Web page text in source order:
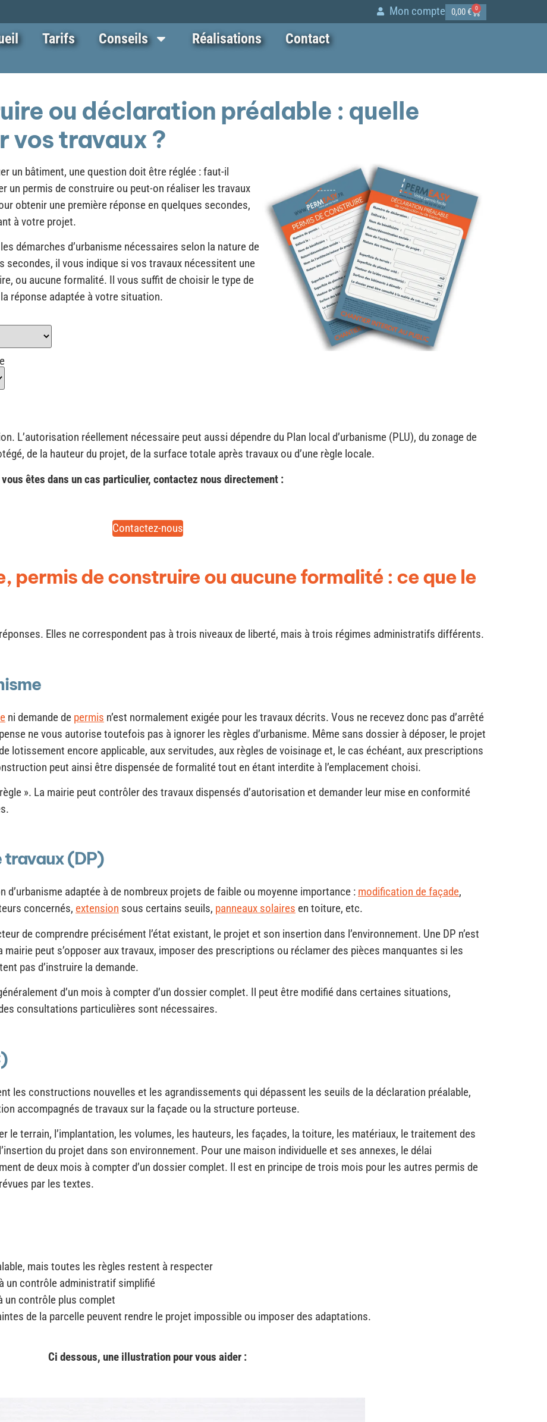
0,00€ 0
Mon compte
Tarifs Conseils Réalisations Contact
ou déclaration préalable : quelle
vos travaux ?
un bâtiment, une question doit être réglée : faut-il
un permis de construire ou peut-on réaliser les travaux
obtenir une première réponse en quelques secondes,
à votre projet.
démarches d’urbanisme nécessaires selon la nature de
secondes, il vous indique si vos travaux nécessitent une
ou aucune formalité. Il vous suffit de choisir le type de
réponse adaptée à votre situation.
L’autorisation réellement nécessaire peut aussi dépendre du Plan local d’urbanisme (PLU), du zonage de
de la hauteur du projet, de la surface totale après travaux ou d’une règle locale.
êtes dans un cas particulier, contactez nous directement :
Contactez-nous
permis de construire ou aucune formalité : ce que le
Elles ne correspondent pas à trois niveaux de liberté, mais à trois régimes administratifs différents.
ni demande de permis n’est normalement exigée pour les travaux décrits. Vous ne recevez donc pas d’arrêté
ne vous autorise toutefois pas à ignorer les règles d’urbanisme. Même sans dossier à déposer, le projet
lotissement encore applicable, aux servitudes, aux règles de voisinage et, le cas échéant, aux prescriptions
peut ainsi être dispensée de formalité tout en étant interdite à l’emplacement choisi.
». La mairie peut contrôler des travaux dispensés d’autorisation et demander leur mise en conformité
(DP)
adaptée à de nombreux projets de faible ou moyenne importance : modification de façade,
concernés, extension sous certains seuils, panneaux solaires en toiture, etc.
de comprendre précisément l’état existant, le projet et son insertion dans l’environnement. Une DP n’est
peut s’opposer aux travaux, imposer des prescriptions ou réclamer des pièces manquantes si les
pas d’instruire la demande.
d’un mois à compter d’un dossier complet. Il peut être modifié dans certaines situations,
consultations particulières sont nécessaires.
les constructions nouvelles et les agrandissements qui dépassent les seuils de la déclaration préalable,
accompagnés de travaux sur la façade ou la structure porteuse.
le terrain, l’implantation, les volumes, les hauteurs, les façades, la toiture, les matériaux, le traitement des
du projet dans son environnement. Pour une maison individuelle et ses annexes, le délai
de deux mois à compter d’un dossier complet. Il est en principe de trois mois pour les autres permis de
par les textes.
mais toutes les règles restent à respecter
un contrôle administratif simplifié
un contrôle plus complet
de la parcelle peuvent rendre le projet impossible ou imposer des adaptations.
Ci dessous, une illustration pour vous aider :